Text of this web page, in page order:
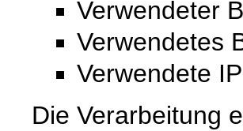
Verwendeter
Verwendetes
Verwendete
Die Verarbeitung